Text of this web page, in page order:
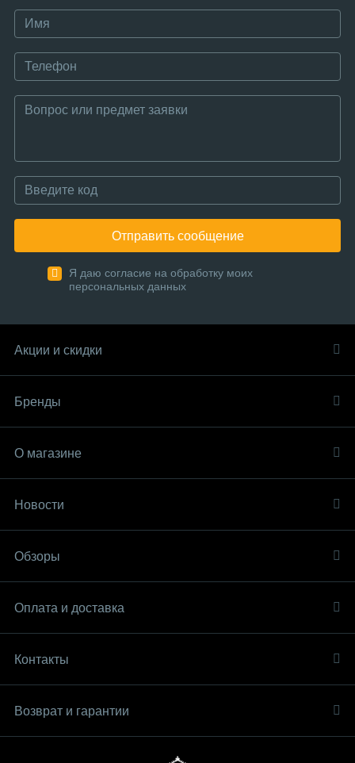
Отправить сообщение
Я даю согласие на обработку моих
персональных данных
Акции и скидки
Бренды
О магазине
Новости
Обзоры
Оплата и доставка
Контакты
Возврат и гарантии